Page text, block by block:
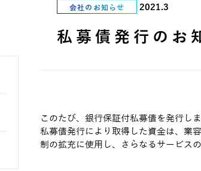
会社のお知らせ 2021.3
私募債発行のお
このたび、銀行保証付私募債を発行し
私募債発行により取得した資金は、業
制の拡充に使用し、さらなるサービス